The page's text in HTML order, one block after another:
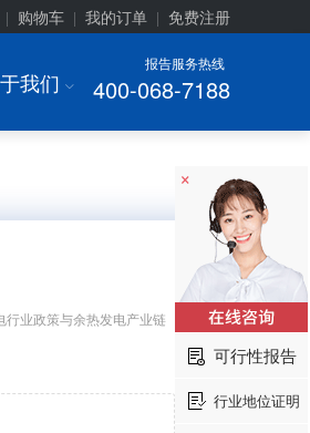
购物车 我的订单 免费注册
报告服务热线
400-068-7188
我们 I
行业政策与余热发电产业链
×
可行性报告
行业地位证明